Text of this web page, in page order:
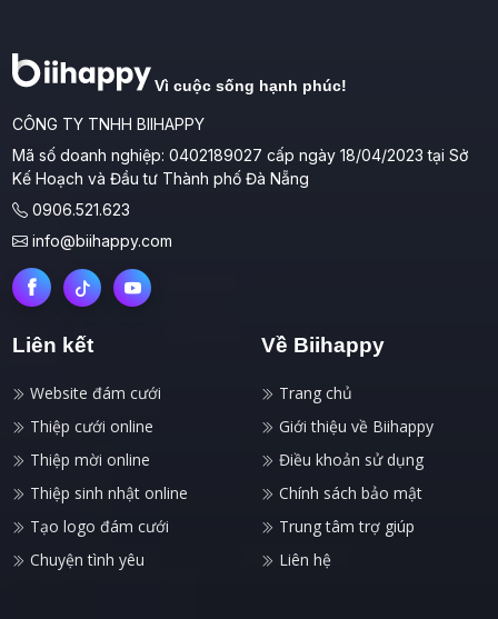
Vì cuộc sống hạnh phúc!
CÔNG TY TNHH BIIHAPPY
Mã số doanh nghiệp: 0402189027 cấp ngày 18/04/2023 tại Sở
Kế Hoạch và Đầu tư Thành phố Đà Nẵng
0906.521.623
info@biihappy.com
Liên kết
Website đám cưới
Thiệp cưới online
Thiệp mời online
Thiệp sinh nhật online
Tạo logo đám cưới
Chuyện tình yêu
Về Biihappy
Trang chủ
Giới thiệu về Biihappy
Điều khoản sử dụng
Chính sách bảo mật
Trung tâm trợ giúp
Liên hệ